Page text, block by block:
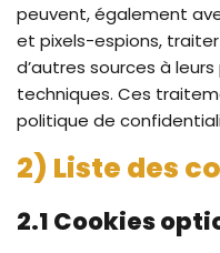
peuvent, également
et pixels-espions,
d’autres sources à
techniques. Ces
politique de
2) Liste des
2.1 Cookies